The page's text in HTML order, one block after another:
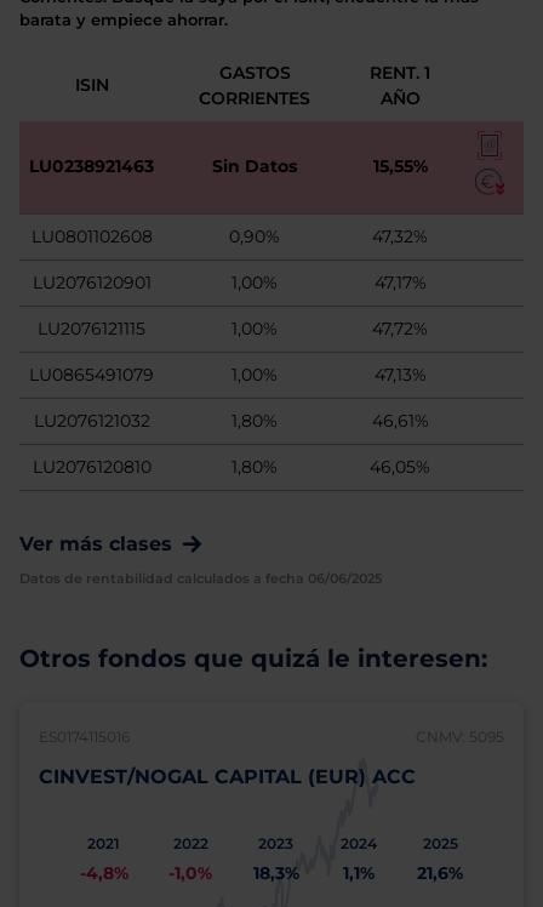
barata y empiece ahorrar.
ISIN
GASTOS
CORRIENTES
RENT. 1
AÑO
LU0238921463 Sin Datos 15,55%
LU0801102608 0,90% 47,32%
LU2076120901 1,00% 47,17%
LU2076121115 1,00% 47,72%
LU0865491079 1,00% 47,13%
LU2076121032 1,80% 46,61%
LU2076120810 1,80% 46,05%
Ver más clases
Datos de rentabilidad calculados a fecha 06/06/2025
Otros fondos que quizá le interesen:
ES0174115016 CNMV: 5095
CINVEST/NOGAL CAPITAL (EUR) ACC
2021
-4,8%
2022
-1,0%
2023
18,3%
2024
1,1%
2025
21,6%